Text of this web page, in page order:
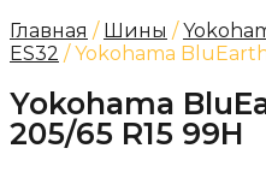
Главная / Шины /
ES32 / Yokohama
Yokohama
205/65 R15 99H